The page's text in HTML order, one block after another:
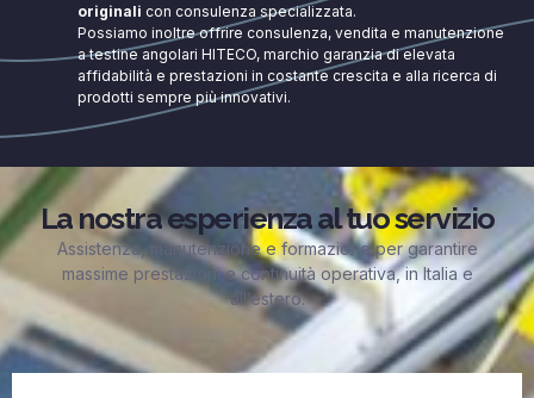
originali con consulenza specializzata.
Possiamo inoltre offrire consulenza, vendita e manutenzione
a testine angolari HITECO, marchio garanzia di elevata
affidabilità e prestazioni in costante crescita e alla ricerca di
prodotti sempre più innovativi.
La nostra esperienza al tuo servizio
Assistenza, manutenzione e formazione per garantire
massime prestazioni e continuità operativa, in Italia e
all’estero.